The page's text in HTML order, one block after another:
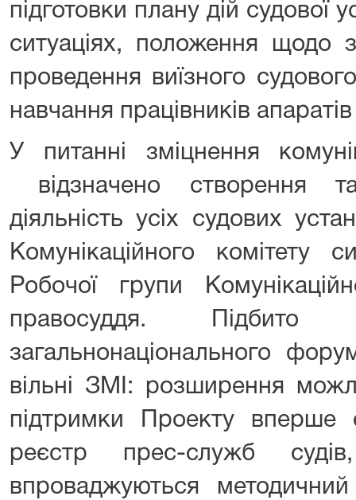
підготовки плану дій судової
ситуаціях, положення щодо
проведення виїзного
навчання працівників
У питанні зміцнення
відзначено створення
діяльність усіх судових
Комунікаційного комітету
Робочої групи
правосуддя. Підбито
загальнонаціонального
вільні ЗМІ: розширення
підтримки Проекту вперше
реєстр прес-служб
впроваджуються